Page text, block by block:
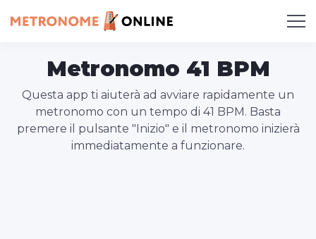
Metronomo 41 BPM
Questa app ti aiuterà ad avviare rapidamente un
metronomo con un tempo di 41 BPM. Basta
premere il pulsante "Inizio" e il metronomo inizierà
immediatamente a funzionare.